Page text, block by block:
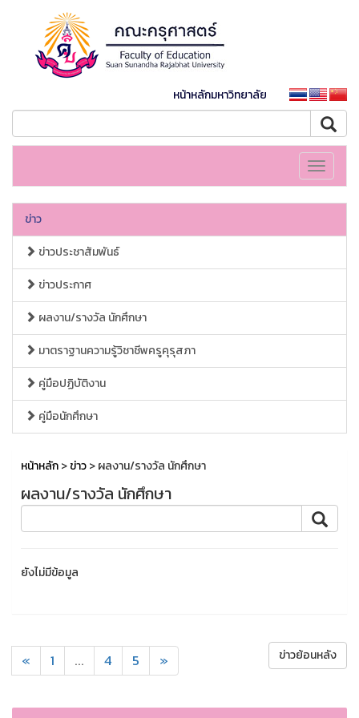
หน้าหลักมหาวิทยาลัย
Toggle
ข่าว
ข่าวประชาสัมพันธ์
ข่าวประกาศ
ผลงาน/รางวัล นักศึกษา
มาตราฐานความรู้วิชาชีพครูคุรุสภา
คู่มือปฏิบัติงาน
คู่มือนักศึกษา
หน้าหลัก>ข่าว> ผลงาน/รางวัล นักศึกษา
ผลงาน/รางวัล นักศึกษา
ยังไม่มีข้อมูล
« 1 ... 4 5 » ข่าวย้อนหลัง